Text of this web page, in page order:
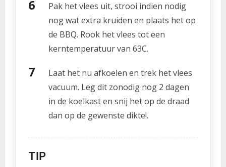
Pak het vlees uit, strooi indien nodig
nog wat extra kruiden en plaats het op
de BBQ. Rook het vlees tot een
kerntemperatuur van 63C.
Laat het nu afkoelen en trek het vlees
vacuum. Leg dit zonodig nog 2 dagen
in de koelkast en snij het op de draad
dan op de gewenste dikte!.
TIP